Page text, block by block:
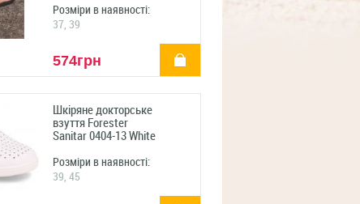
Розміри в наявності:
37, 39
574грн
Шкіряне докторське
взуття Forester
Sanitar 0404-13 White
Розміри в наявності:
39, 45